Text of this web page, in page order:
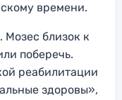
времени.
близок к
поберечь.
реабилитации
здоровы»,